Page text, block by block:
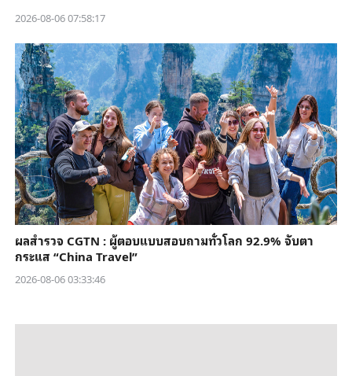
2026-08-06 07:58:17
ผลสำรวจ CGTN : ผู้ตอบแบบสอบถามทั่วโลก 92.9% จับตา
กระแส “China Travel”
2026-08-06 03:33:46